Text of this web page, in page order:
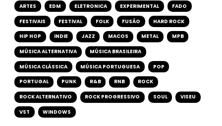
ARTES EDM ELETRONICA EXPERIMENTAL FADO
FESTIVAIS FESTIVAL FOLK FUSÃO HARD ROCK
HIP HOP INDIE JAZZ MACOS METAL MPB
MÚSICA ALTERNATIVA MÚSICA BRASILEIRA
MÚSICA CLÁSSICA MÚSICA PORTUGUESA POP
PORTUGAL PUNK R&B RNB ROCK
ROCK ALTERNATIVO ROCK PROGRESSIVO SOUL VISEU
VST WINDOWS